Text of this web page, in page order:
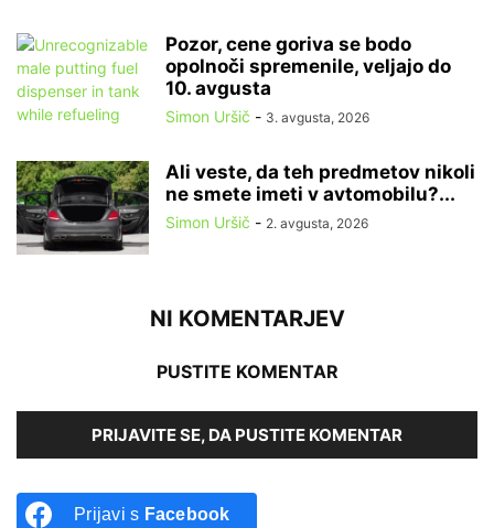
Pozor, cene goriva se bodo
opolnoči spremenile, veljajo do
10. avgusta
Simon Uršič - 3. avgusta, 2026
Ali veste, da teh predmetov nikoli
ne smete imeti v avtomobilu?...
Simon Uršič - 2. avgusta, 2026
NI KOMENTARJEV
PUSTITE KOMENTAR
PRIJAVITE SE, DA PUSTITE KOMENTAR
Prijavi s Facebook